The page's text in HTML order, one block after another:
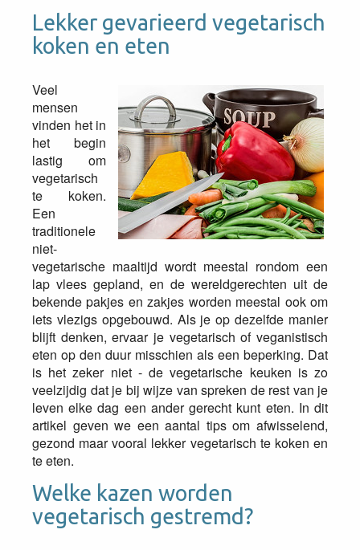
Lekker gevarieerd vegetarisch
koken en eten
Veel
mensen
vinden het in
het begin
lastig om
vegetarisch
te koken.
Een
traditionele
niet-
vegetarische maaltijd wordt meestal rondom een
lap vlees gepland, en de wereldgerechten uit de
bekende pakjes en zakjes worden meestal ook om
iets vlezigs opgebouwd. Als je op dezelfde manier
blijft denken, ervaar je vegetarisch of veganistisch
eten op den duur misschien als een beperking. Dat
is het zeker niet - de vegetarische keuken is zo
veelzijdig dat je bij wijze van spreken de rest van je
leven elke dag een ander gerecht kunt eten. In dit
artikel geven we een aantal tips om afwisselend,
gezond maar vooral lekker vegetarisch te koken en
te eten.
Welke kazen worden
vegetarisch gestremd?